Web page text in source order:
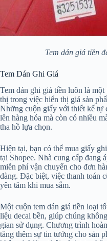
Tem dán giá tiền
Tem Dán Ghi Giá
Tem dán ghi giá tiền luôn là
thị trong việc hiển thị giá sản
Những cuộn giấy với thiết kế tự
lên hàng hóa mà còn có nhiều
tha hồ lựa chọn.
Hiện tại, bạn có thể mua giấy
tại Shopee. Nhà cung cấp đang
miễn phí vận chuyển cho đơn
dàng. Đặc biệt, việc thanh toán
yên tâm khi mua sắm.
Một cuộn tem dán giá tiền loại
liệu decal bền, giúp chúng
gian sử dụng. Chương trình
tăng thêm sự tin tưởng cho sản